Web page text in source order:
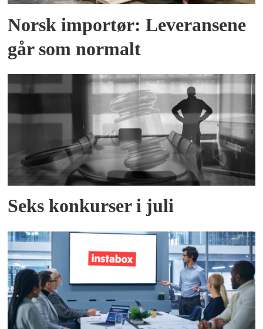
Norsk importør: Leveransene
går som normalt
Seks konkurser i juli